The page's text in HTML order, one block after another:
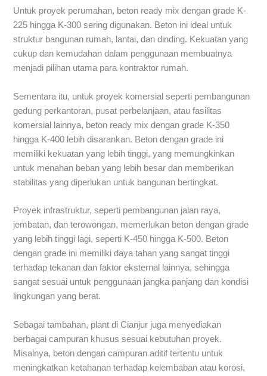
Untuk proyek perumahan, beton ready mix dengan grade K-
225 hingga K-300 sering digunakan. Beton ini ideal untuk
struktur bangunan rumah, lantai, dan dinding. Kekuatan yang
cukup dan kemudahan dalam penggunaan membuatnya
menjadi pilihan utama para kontraktor rumah.
Sementara itu, untuk proyek komersial seperti pembangunan
gedung perkantoran, pusat perbelanjaan, atau fasilitas
komersial lainnya, beton ready mix dengan grade K-350
hingga K-400 lebih disarankan. Beton dengan grade ini
memiliki kekuatan yang lebih tinggi, yang memungkinkan
untuk menahan beban yang lebih besar dan memberikan
stabilitas yang diperlukan untuk bangunan bertingkat.
Proyek infrastruktur, seperti pembangunan jalan raya,
jembatan, dan terowongan, memerlukan beton dengan grade
yang lebih tinggi lagi, seperti K-450 hingga K-500. Beton
dengan grade ini memiliki daya tahan yang sangat tinggi
terhadap tekanan dan faktor eksternal lainnya, sehingga
sangat sesuai untuk penggunaan jangka panjang dan kondisi
lingkungan yang berat.
Sebagai tambahan, plant di Cianjur juga menyediakan
berbagai campuran khusus sesuai kebutuhan proyek.
Misalnya, beton dengan campuran aditif tertentu untuk
meningkatkan ketahanan terhadap kelembaban atau korosi,